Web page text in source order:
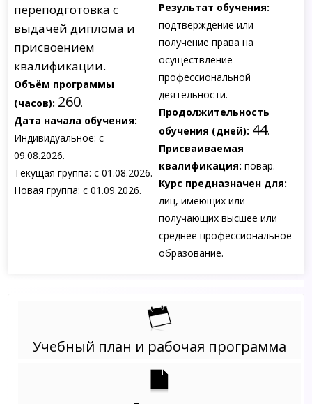
переподготовка с
выдачей диплома и
присвоением
квалификации.
Объём программы
(часов): 260.
Дата начала обучения:
Индивидуальное: с
09.08.2026.
Текущая группа: с 01.08.2026.
Новая группа: с 01.09.2026.
Результат обучения:
подтверждение или
получение права на
осуществление
профессиональной
деятельности.
Продолжительность
обучения (дней): 44.
Присваиваемая
квалификация: повар.
Курс предназначен для:
лиц, имеющих или
получающих высшее или
среднее профессиональное
образование.
Учебный план и рабочая программа